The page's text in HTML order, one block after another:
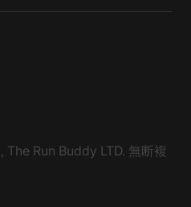
The Run Buddy LTD. 無断複